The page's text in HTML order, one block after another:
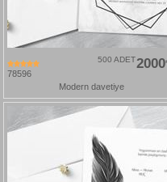
78596
2000
500 ADET
Modern davetiye